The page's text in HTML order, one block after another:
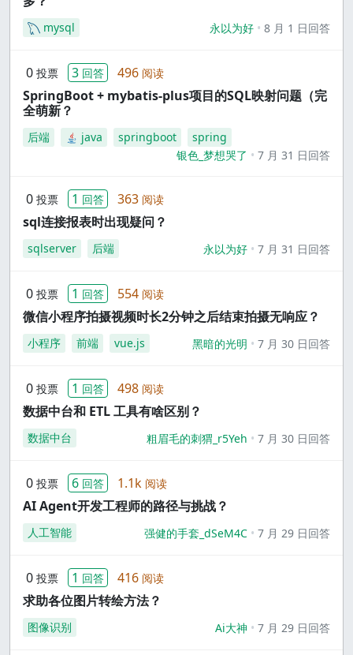
mysql 永以为好 8 月 1 日回答
0 投票 3 回答 496 阅读
SpringBoot + mybatis-plus项目的SQL映射问题（完
全萌新？
后端 java springboot
spring
银色_梦想哭了
7 月 31 日回答
0 投票 1 回答 363 阅读
sql连接报表时出现疑问？
sqlserver 后端 永以为好 7 月 31 日回答
0 投票 1 回答 554 阅读
微信小程序拍摄视频时长2分钟之后结束拍摄无响应？
小程序 前端 vue.js 黑暗的光明 7 月 30 日回答
0 投票 1 回答 498 阅读
数据中台和 ETL 工具有啥区别？
数据中台 粗眉毛的刺猬_r5Yeh 7 月 30 日回答
0 投票 6 回答 1.1k 阅读
AI Agent开发工程师的路径与挑战？
人工智能 强健的手套_dSeM4C 7 月 29 日回答
0 投票 1 回答 416 阅读
求助各位图片转绘方法？
图像识别 Ai大神 7 月 29 日回答